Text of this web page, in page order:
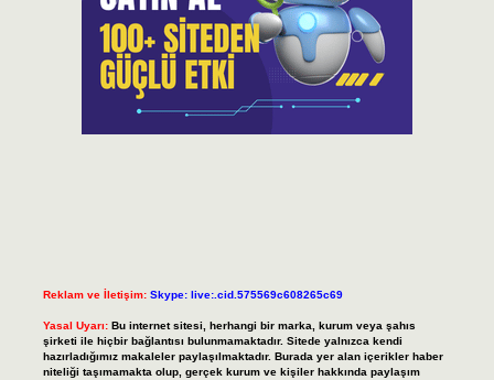
Reklam ve İletişim: Skype: live:.cid.575569c608265c69
Yasal Uyarı: Bu internet sitesi, herhangi bir marka, kurum veya şahıs
şirketi ile hiçbir bağlantısı bulunmamaktadır. Sitede yalnızca kendi
hazırladığımız makaleler paylaşılmaktadır. Burada yer alan içerikler haber
niteliği taşımamakta olup, gerçek kurum ve kişiler hakkında paylaşım